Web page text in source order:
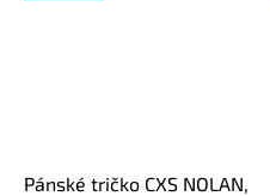
Pánské tričko CXS NOLAN,